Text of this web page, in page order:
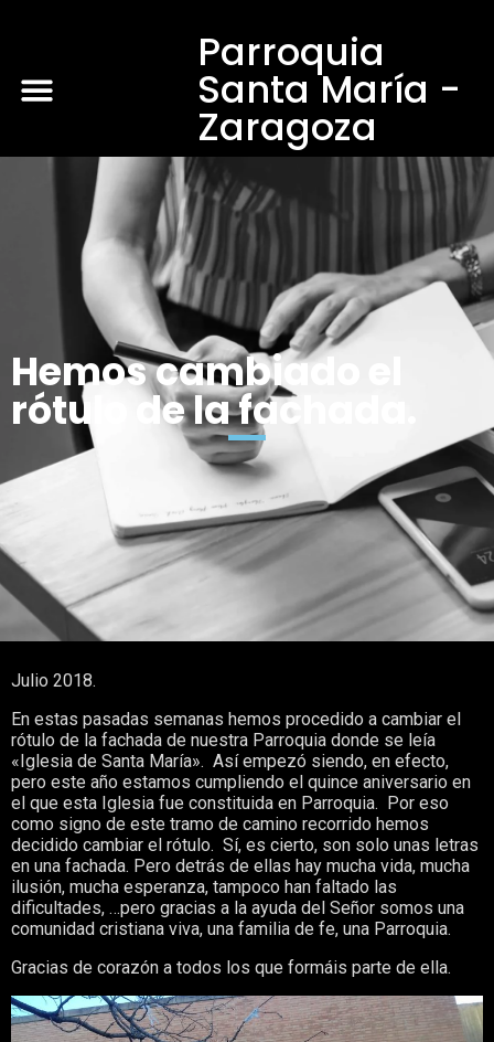
Parroquia
Santa María -
Zaragoza
Hemos cambiado el
rótulo de la fachada.
Julio 2018.
En estas pasadas semanas hemos procedido a cambiar el
rótulo de la fachada de nuestra Parroquia donde se leía
«Iglesia de Santa María». Así empezó siendo, en efecto,
pero este año estamos cumpliendo el quince aniversario en
el que esta Iglesia fue constituida en Parroquia. Por eso
como signo de este tramo de camino recorrido hemos
decidido cambiar el rótulo. Sí, es cierto, son solo unas letras
en una fachada. Pero detrás de ellas hay mucha vida, mucha
ilusión, mucha esperanza, tampoco han faltado las
dificultades, …pero gracias a la ayuda del Señor somos una
comunidad cristiana viva, una familia de fe, una Parroquia.
Gracias de corazón a todos los que formáis parte de ella.